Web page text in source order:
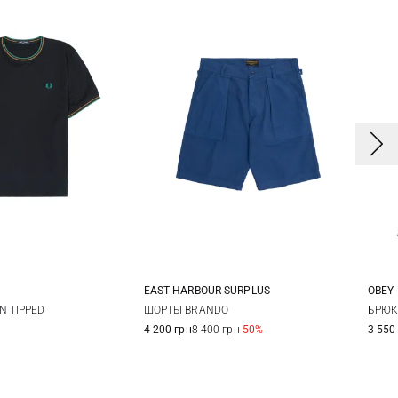
TIPPED
48 50
EAST HARBOUR SURPLUS
ШОРТЫ BRANDO
4 200 грн8 400 грн-50%
OBEY
3 550